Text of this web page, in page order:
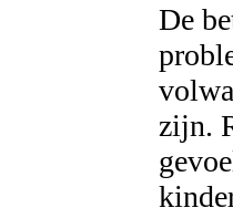
De
zijn.